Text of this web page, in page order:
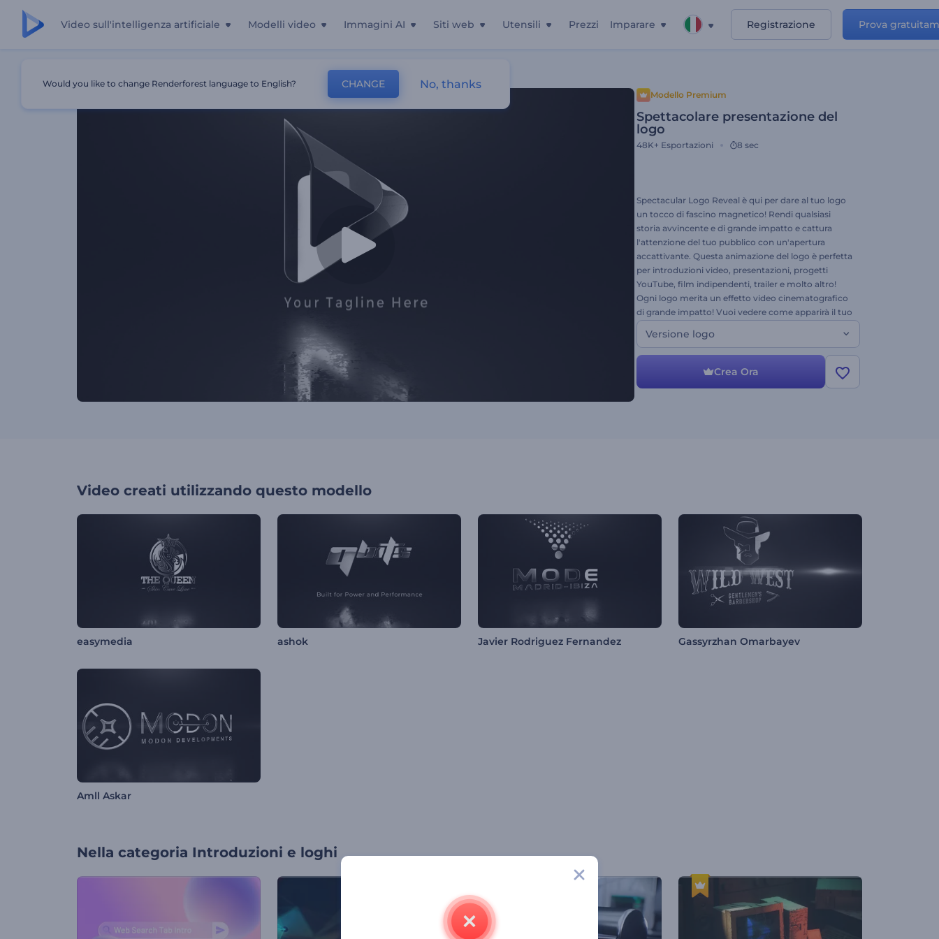
Video sull'intelligenza artificiale Modelli video Immagini AI Siti web Utensili Prezzi Imparare Registrazione Prova
Modello Premium
Spettacolare presentazione del
logo
48K+ Esportazioni 8 sec
Spectacular Logo Reveal è qui per dare al tuo logo
un tocco di fascino magnetico! Rendi qualsiasi
storia avvincente e di grande impatto e cattura
l'attenzione del tuo pubblico con un'apertura
accattivante. Questa animazione del logo è perfetta
per introduzioni video, presentazioni, progetti
YouTube, film indipendenti, trailer e molto altro!
Ogni logo merita un effetto video cinematografico
di grande impatto! Vuoi vedere come apparirà il tuo
logo con questo stile? Provalo subito
gratuitamente!
Versione logo
Crea Ora
Video creati utilizzando questo modello
easymedia ashok Javier Rodriguez Fernandez Gassyrzhan Omarbayev
Amll Askar
Nella categoria Introduzioni e loghi
Would you like to change Renderforest language to English? CHANGE No, thanks